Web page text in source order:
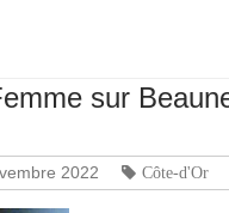
sur
2022 Côte-d'Or